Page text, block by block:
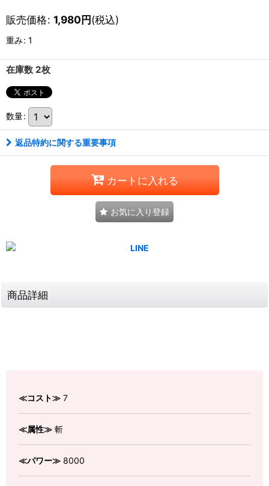
販売価格: 1,980円(税込)
重み: 1
在庫数 2枚
数量:
返品特約に関する重要事項
カートに入れる
お気に入り登録
商品詳細
≪コスト≫ 7
≪属性≫ 斬
≪パワー≫ 8000